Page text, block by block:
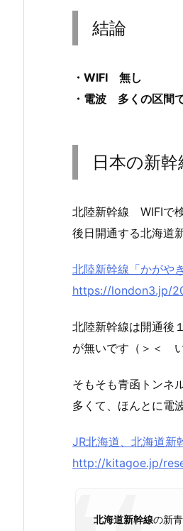
結論
・WIFI 無し
・電波 多くの区間
日本の新
北陸新幹線 WIFIで
後日開通する北海道
北陸新幹線「かがや
https://london3.jp/
北陸新幹線は開通後
が無いです（＞＜ い
そもそも青函トンネ
多くて、ほんとに電
JR北海道、北海道新
http://kitagoe.jp/
北海道新幹線の新